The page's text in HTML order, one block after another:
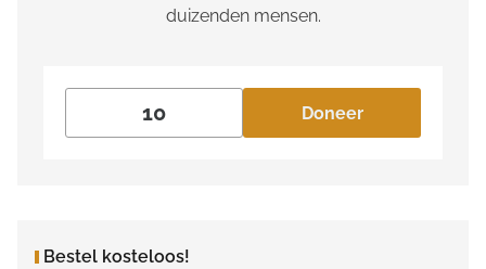
duizenden mensen.
Doneer
Bestel kosteloos!